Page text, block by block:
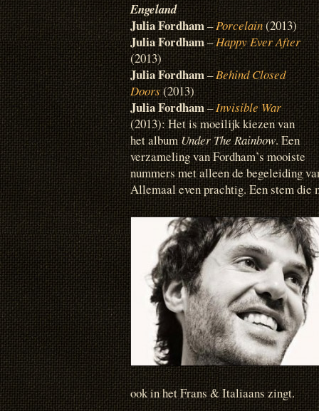
Engeland
Julia Fordham–Porcelain(2013)
Julia Fordham–Happy Ever After
(2013)
Julia Fordham–Behind Closed
Doors(2013)
Julia Fordham–Invisible War
(2013): Het is moeilijk kiezen van
het albumUnder The Rainbow. Een
verzameling van Fordham’s mooiste
nummers met alleen de begeleiding
Allemaal even prachtig. Een stem die
ook in het Frans & Italiaans zingt.